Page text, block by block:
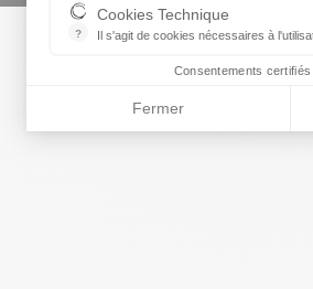
?
Cookies Technique
Il s'agit de cookies nécessaires à
Consentements
Fermer